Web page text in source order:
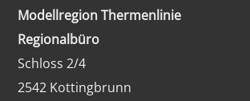
Modellregion Thermenlinie
Regionalbüro
Schloss 2/4
2542 Kottingbrunn